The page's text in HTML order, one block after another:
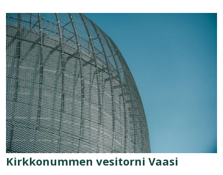
Katso
referenssi:
Kirkkonummen
vesitorni
Vaasi
Kirkkonummen vesitorni Vaasi